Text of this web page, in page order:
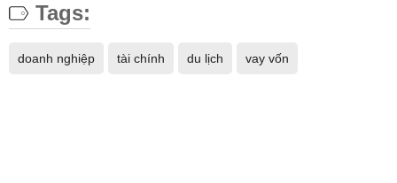
Tags:
doanh nghiệp tài chính du lịch vay vốn